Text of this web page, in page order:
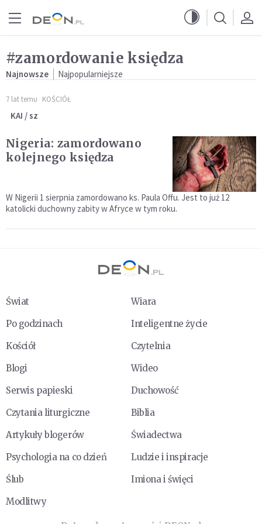
#zamordowanie księdza
Najnowsze Najpopularniejsze
7 lat temu KOŚCIÓŁ
KAI / sz
Nigeria: zamordowano
kolejnego księdza
W Nigerii 1 sierpnia zamordowano ks. Paula Offu. Jest to już 12
katolicki duchowny zabity w Afryce w tym roku.
Świat
Wiara
Po godzinach
Inteligentne życie
Kościół
Czytelnia
Blogi
Wideo
Serwis papieski
Duchowość
Czytania liturgiczne
Biblia
Artykuły blogerów
Świadectwa
Psychologia na co dzień
Ludzie i inspiracje
Ślub
Imiona i święci
Modlitwy